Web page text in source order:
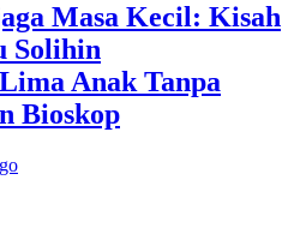
Masa Kecil: Kisah
Solihin
Anak Tanpa
Bioskop